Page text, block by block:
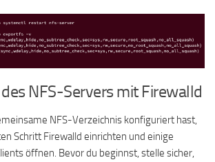
NFS-Servers mit Firewalld
NFS-Verzeichnis konfiguriert hast,
Schritt Firewalld einrichten und einige
öffnen. Bevor du beginnst, stelle sicher,